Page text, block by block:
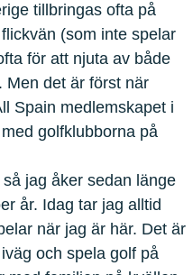
tillbringas ofta på
(som inte spelar
för att njuta av både
Men det är först när
Spain medlemskapet i
golfklubborna på
jag åker sedan länge
år. Idag tar jag alltid
när jag är här. Det är
och spela golf på